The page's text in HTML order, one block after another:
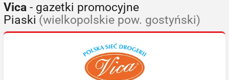
Vica - gazetki promocyjne
Piaski (wielkopolskie pow. gostyński)